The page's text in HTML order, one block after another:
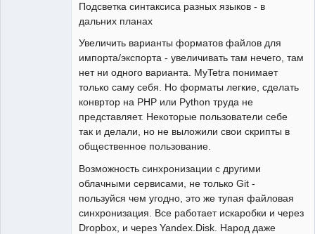
Подсветка синтаксиса разных языков - в
дальних планах
Увеличить варианты форматов файлов для
импорта/экспорта - увеличивать там нечего, там
нет ни одного варианта. MyTetra понимает
только саму себя. Но форматы легкие, сделать
конвртор на PHP или Python труда не
представляет. Некоторые пользователи себе
так и делали, но не выложили свои скрипты в
общественное пользование.
Возможность синхронизации с другими
облачными сервисами, не только Git -
пользуйся чем угодно, это же тупая файловая
синхронизация. Все работает искаробки и через
Dropbox, и через Yandex.Disk. Народ даже